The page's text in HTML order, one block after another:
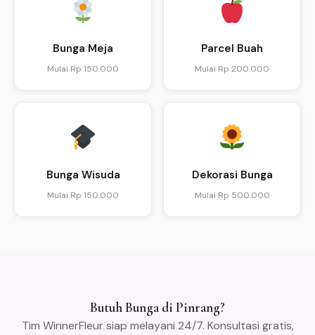
Bunga Meja
Mulai Rp 150.000
Parcel Buah
Mulai Rp 200.000
Bunga Wisuda
Mulai Rp 150.000
Dekorasi Bunga
Mulai Rp 500.000
Butuh Bunga di Pinrang?
Tim WinnerFleur siap melayani 24/7. Konsultasi gratis,